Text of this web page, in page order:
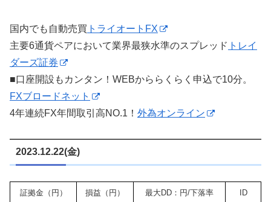
国内でも自動売買 トライオートFX
主要6通貨ペアにおいて業界最狭水準のスプレッド トレイ
ダーズ証券
■口座開設もカンタン！WEBかららくらく申込で10分。
FXブロードネット
4年連続FX年間取引高NO.1！ 外為オンライン
2023.12.22(金)
証拠金（円） 損益（円） 最大DD：円/下落率 ID